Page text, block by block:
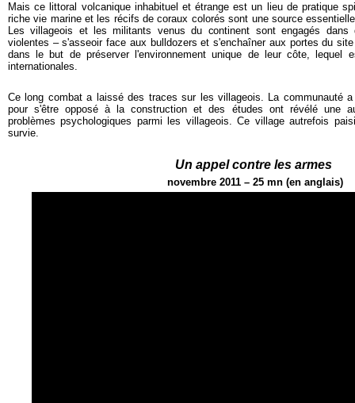
Mais ce littoral volcanique inhabituel et étrange est un lieu de pratique
riche vie marine et les récifs de coraux colorés sont une source
Les villageois et les militants venus du continent sont engagés dans
violentes – s'asseoir face aux bulldozers et s'enchaîner aux portes du
dans le but de préserver l'environnement unique de leur côte, lequel
internationales.
Ce long combat a laissé des traces sur les villageois. La communauté
pour s'être opposé à la construction et des études ont révélé une
problèmes psychologiques parmi les villageois. Ce village autrefois
survie.
Un appel contre les armes
novembre 2011 – 25 mn (en anglais)